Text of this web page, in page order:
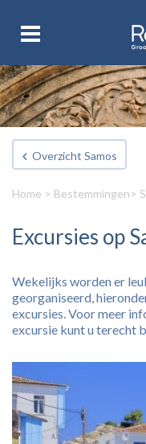
Overzicht Samos
Home > Bestemmingen>
Excursies op
Wekelijks worden er
georganiseerd,
excursies. Voor meer
excursie kunt u terecht